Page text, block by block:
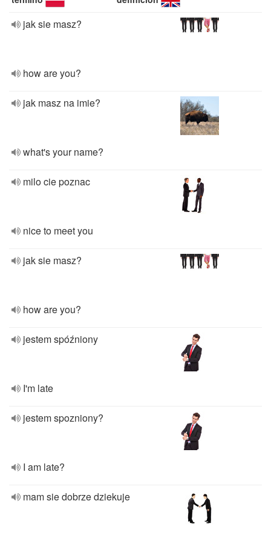
jak sie masz?
how are you?
jak masz na imie?
what's your name?
milo cie poznac
nice to meet you
jak sie masz?
how are you?
jestem spóźniony
I'm late
jestem spozniony?
I am late?
mam sie dobrze dziekuje